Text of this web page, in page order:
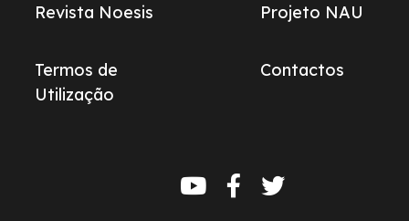
Revista Noesis Projeto NAU
Termos de
Utilização
Contactos
Redes
sociais